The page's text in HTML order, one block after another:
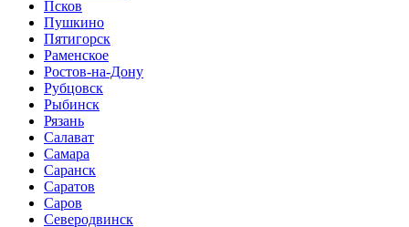
Псков
Пушкино
Пятигорск
Раменское
Ростов-на-Дону
Рубцовск
Рыбинск
Рязань
Салават
Самара
Саранск
Саратов
Саров
Северодвинск